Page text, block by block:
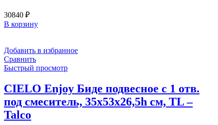
30840 ₽
В корзину
Добавить в избранное
Сравнить
Быстрый просмотр
CIELO Enjoy Биде подвесное с 1 отв.
под смеситель, 35x53x26,5h см, TL –
Talco